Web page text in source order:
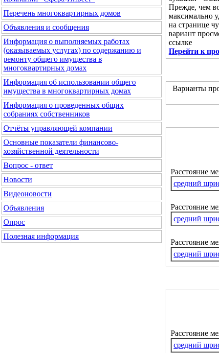
Перечень многоквартирных домов
Объявления и сообщения
Информация о выполняемых работах
(оказываемых услугах) по содержанию и
ремонту общего имущества в
многоквартирных домах
Информация об использовании общего
имущества в многоквартирных домах
Информация о проведенных общих
собраниях собственников
Отчёты управляющей компании
Основные показатели финансово-
хозяйственной деятельности
Вопрос - ответ
Новости
Видеоновости
Объявления
Опрос
Полезная информация
Прежде, чем
максимально
на странице
вариант
ссылке
Перейти к
Варианты
Расстояние
средний
Расстояние
средний
Расстояние
средний
Расстояние
средний